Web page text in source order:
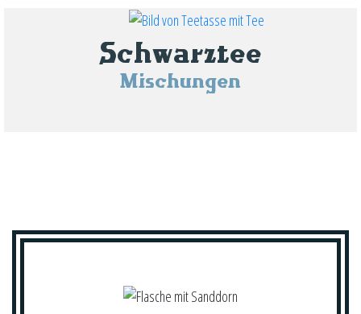
Schwarztee
Mischungen